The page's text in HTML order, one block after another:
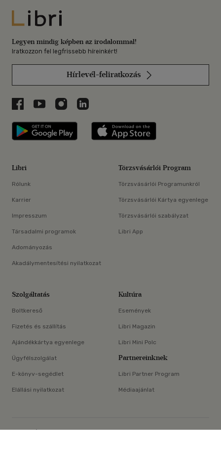
×
Libri
Legyen mindig képben az irodalommal!
Iratkozzon fel legfrissebb híreinkért!
Hírlevél-feliratkozás
Libri a Facebookon
Libri a Youtube-on
Libri az Instagramon
Libri a LinkedInen
Libri applikáció Szerezd meg: Google
Libri
Rólunk
Karrier
Impresszum
Társadalmi programok
Adományozás
Akadálymentesítési nyilatkozat
Törzsvásárlói Program
Törzsvásárlói Programunkról
Törzsvásárlói Kártya egyenlege
Törzsvásárlói szabályzat
Libri App
Szolgáltatás
Boltkereső
Fizetés és szállítás
Ajándékkártya egyenlege
Ügyfélszolgálat
E-könyv-segédlet
Elállási nyilatkozat
Kultúra
Események
Libri Magazin
Libri Mini Polc
Partnereinknek
Libri Partner Program
Médiaajánlat